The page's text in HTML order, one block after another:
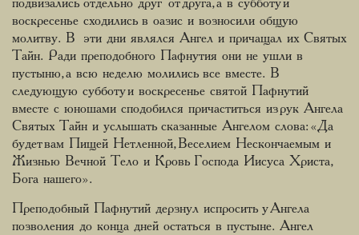
подвизались отдельно друг от друга, а в субботу и
воскресенье сходились в оазис и возносили общую
молитву. В эти дни являлся Ангел и причащал их Святых
Тайн. Ради преподобного Пафнутия они не ушли в
пустыню, а всю неделю молились все вместе. В
следующую субботу и воскресенье святой Пафнутий
вместе с юношами сподобился причаститься из рук Ангела
Святых Тайн и услышать сказанные Ангелом слова: «Да
будет вам Пищей Нетленной, Веселием Нескончаемым и
Жизнью Вечной Тело и Кровь Господа Иисуса Христа,
Бога нашего».
Преподобный Пафнутий дерзнул испросить у Ангела
позволения до конца дней остаться в пустыне. Ангел